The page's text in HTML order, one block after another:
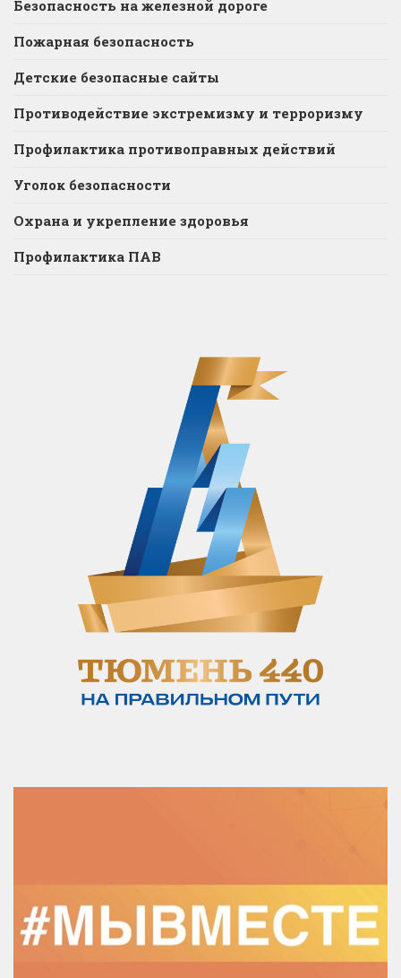
Безопасность на железной дороге
Пожарная безопасность
Детские безопасные сайты
Противодействие экстремизму и терроризму
Профилактика противоправных действий
Уголок безопасности
Охрана и укрепление здоровья
Профилактика ПАВ